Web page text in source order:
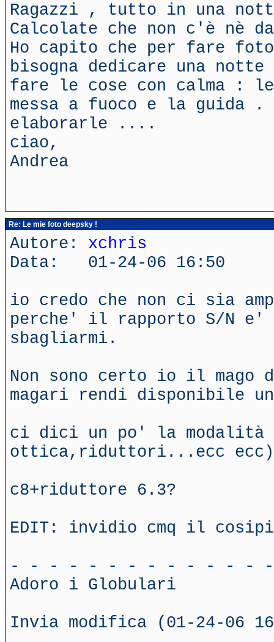
Ragazzi , tutto in una
Calcolate che non c'è nè
Ho capito che per fare
bisogna dedicare una
fare le cose con calma :
messa a fuoco e la guida .
elaborarle ....
ciao,
Andrea
Re: Le mie foto deepsky !
Autore: xchris
Data: 01-24-06 16:50
io credo che non ci sia
perche' il rapporto S/N e'
sbagliarmi.
Non sono certo io il
magari rendi disponibile
ci dici un po' la modalità
ottica,riduttori...ecc
c8+riduttore 6.3?
EDIT: invidio cmq il
- - - - - - - - - - - - -
Adoro i Globulari
Invia modifica (01-24-06